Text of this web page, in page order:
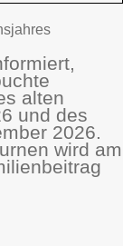
alten
und des
2026.
wird am